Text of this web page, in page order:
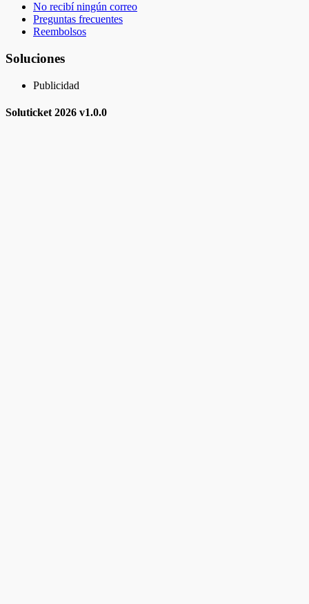
No recibí ningún correo
Preguntas frecuentes
Reembolsos
Soluciones
Publicidad
Soluticket 2026 v1.0.0